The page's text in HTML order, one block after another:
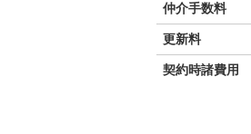
仲介手数料
更新料
契約時諸費用